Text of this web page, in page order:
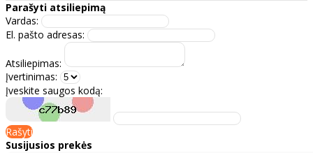
Parašyti atsiliepimą
Vardas:
El. pašto adresas:
Atsiliepimas:
Įvertinimas:
Įveskite saugos kodą:
Rašyti
Susijusios prekės